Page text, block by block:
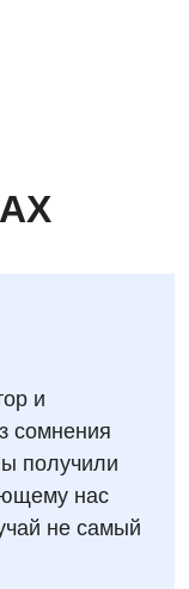
и
сомнения
получили
нас
не самый